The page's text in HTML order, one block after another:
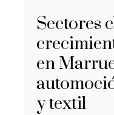
Sectores
en
y textil